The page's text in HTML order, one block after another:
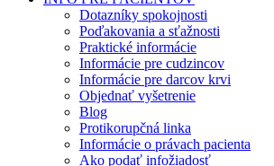
Dotazníky spokojnosti
Poďakovania a sťažnosti
Praktické informácie
Informácie pre cudzincov
Informácie pre darcov krvi
Objednať vyšetrenie
Blog
Protikorupčná linka
Informácie o právach pacienta
Ako podať infožiadosť